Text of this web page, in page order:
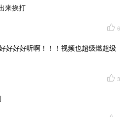
来挨打
6
好好好听啊！！！视频也超级燃超级
3